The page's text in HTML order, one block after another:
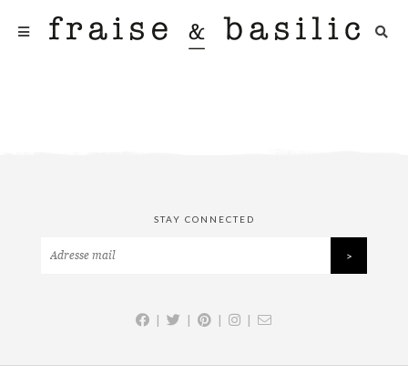
STAY CONNECTED
| | | |